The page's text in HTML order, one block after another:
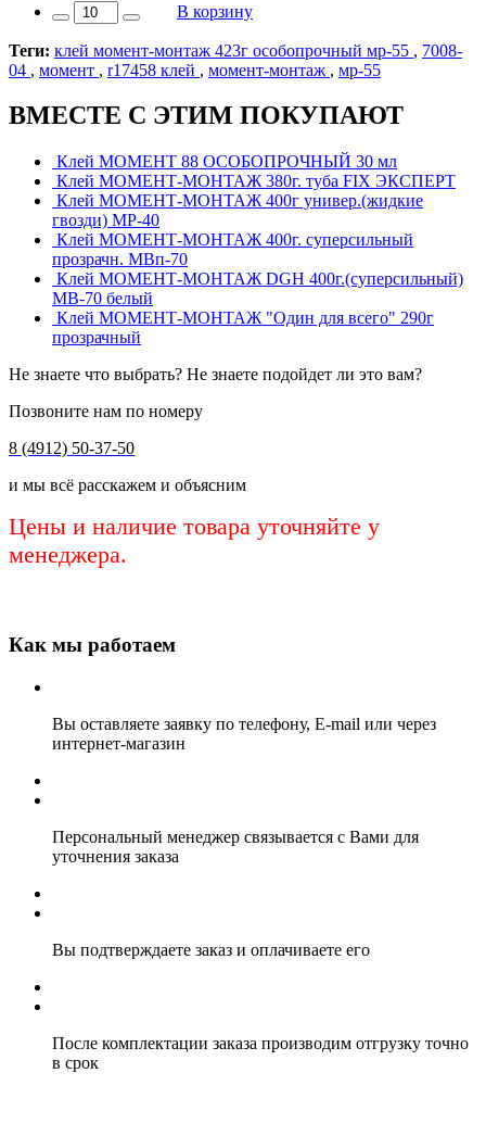
В корзину
Теги: клей момент-монтаж 423г особопрочный мр-55 , 7008-
04 , момент , r17458 клей , момент-монтаж , мр-55
ВМЕСТЕ С ЭТИМ ПОКУПАЮТ
Клей МОМЕНТ 88 ОСОБОПРОЧНЫЙ 30 мл
Клей МОМЕНТ-МОНТАЖ 380г. туба FIX ЭКСПЕРТ
Клей МОМЕНТ-МОНТАЖ 400г универ.(жидкие
гвозди) МР-40
Клей МОМЕНТ-МОНТАЖ 400г. суперсильный
прозрачн. МВп-70
Клей МОМЕНТ-МОНТАЖ DGH 400г.(суперсильный)
МВ-70 белый
Клей МОМЕНТ-МОНТАЖ "Один для всего" 290г
прозрачный
Не знаете что выбрать? Не знаете подойдет ли это вам?
Позвоните нам по номеру
8 (4912) 50-37-50
и мы всё расскажем и объясним
Цены и наличие товара уточняйте у
менеджера.
Как мы работаем
Вы оставляете заявку по телефону, E-mail или через
интернет-магазин
Персональный менеджер связывается с Вами для
уточнения заказа
Вы подтверждаете заказ и оплачиваете его
После комплектации заказа производим отгрузку точно
в срок